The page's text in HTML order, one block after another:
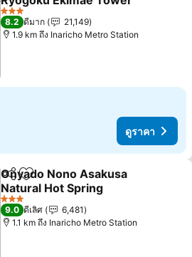
3 ดาว
8.2 ดีมาก
21,149
1.9 km ถึง Inaricho Metro Station
ดูราคา
แชร์ เพิ่มในรายการโปรด
Onyado Nono Asakusa
Natural Hot Spring
3 ดาว
9.0 ดีเลิศ
6,481
1.1 km ถึง Inaricho Metro Station